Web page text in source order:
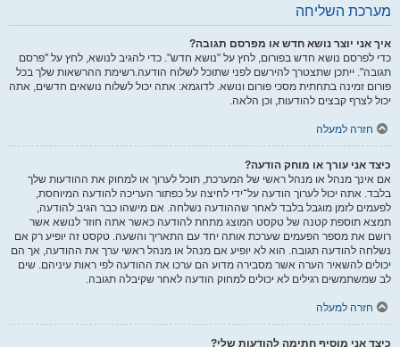
מערכת השליחה
איך אני יוצר נושא חדש או מפרסם תגובה?
כדי לפרסם נושא חדש בפורום, לחץ על "נושא חדש". כדי להגיב לנושא, לחץ על "פרסם
תגובה". ייתכן שתצטרך להירשם לפני שתוכל לשלוח הודעה.רשימת ההרשאות שלך בכל
פורום זמינה בתחתית מסכי פורום ונושא. לדוגמא: אתה יכול לשלוח נושאים חדשים, אתה
יכול לצרף קבצים להודעות, וכן הלאה.
חזרה למעלה
כיצד אני עורך או מוחק הודעה?
אם אינך מנהל או מנהל ראשי של המערכת, תוכל לערוך או למחוק את ההודעות שלך
בלבד. אתה יכול לערוך הודעה על־ידי לחיצה על כפתור העריכה להודעה המיוחסת,
לפעמים לזמן מוגבל בלבד לאחר שההודעה נשלחה. אם מישהו כבר הגיב להודעה,
תמצא תוספת קטנה של טקסט המוצג מתחת להודעה כאשר אתה חוזר לנושא אשר
רושם את מספר הפעמים שערכת אותה יחד עם התאריך והשעה. טקסט זה יופיע רק אם
נשלחה להודעה תגובה. הוא לא יופיע אם מנהל או מנהל ראשי ערך את ההודעה, אך הם
יכולים להשאיר הערה אשר מסבירה מדוע הם ערכו את ההודעה לפי ראות עיניהם. שים
לב שמשתמשים רגילים לא יכולים למחוק הודעה לאחר שקיבלה תגובה.
חזרה למעלה
כיצד אני מוסיף חתימה להודעות שלי?